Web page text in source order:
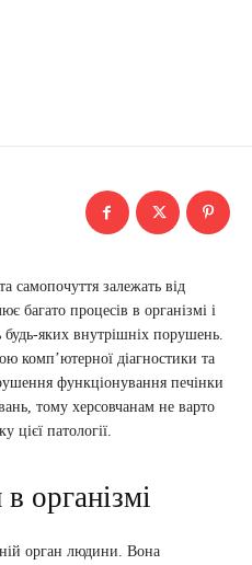
самопочуття залежать від
багато процесів в організмі і
будь-яких внутрішніх порушень.
комп’ютерної діагностики та
функціонування печінки
тому херсовчанам не варто
цієї патології.
організмі
орган людини. Вона